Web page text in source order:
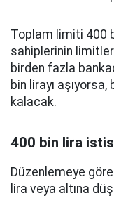
Toplam limiti 400
sahiplerinin
birden fazla
bin lirayı
kalacak.
400 bin lira
Düzenlemeye
lira veya altına